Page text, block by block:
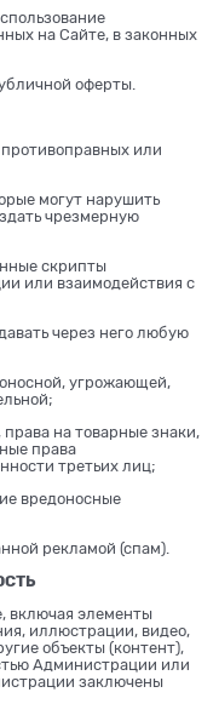
на Сайте, в законных
оферты.
или
могут нарушить
чрезмерную
скрипты
или взаимодействия с
через него любую
угрожающей,
на товарные знаки,
права
третьих лиц;
вредоносные
рекламой (спам).
включая элементы
иллюстрации, видео,
объекты (контент),
Администрации или
заключены